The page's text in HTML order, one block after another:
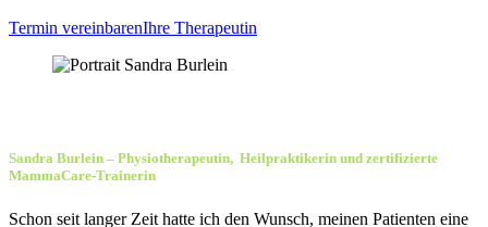
Termin vereinbarenIhre Therapeutin
Sandra Burlein – Physiotherapeutin, Heilpraktikerin und zertifizierte
MammaCare-Trainerin
Schon seit langer Zeit hatte ich den Wunsch, meinen Patienten eine